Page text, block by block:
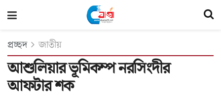
প্রচ্ছদ জাতীয়
আশুলিয়ার ভূমিকম্প নরসিংদীর
আফটার শক